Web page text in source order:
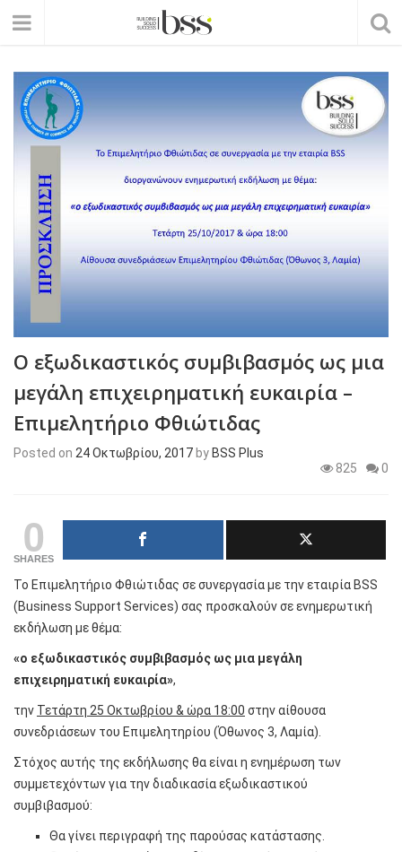
O εξωδικαστικός συμβιβασμός ως μια
μεγάλη επιχειρηματική ευκαιρία –
Επιμελητήριο Φθιώτιδας
Posted on 24 Οκτωβρίου, 2017byBSS Plus
825
0
0
SHARES
Το Επιμελητήριο Φθιώτιδας σε συνεργασία με την εταιρία BSS
(Business Support Services) σας προσκαλούν σε ενημερωτική
εκδήλωση με θέμα:
«ο εξωδικαστικός συμβιβασμός ως μια μεγάλη
επιχειρηματική ευκαιρία»,
την Τετάρτη 25 Οκτωβρίου & ώρα 18:00 στην αίθουσα
συνεδριάσεων του Επιμελητηρίου (Όθωνος 3, Λαμία).
Στόχος αυτής της εκδήλωσης θα είναι η ενημέρωση των
συμμετεχόντων για την διαδικασία εξωδικαστικού
συμβιβασμού:
Θα γίνει περιγραφή της παρούσας κατάστασης.